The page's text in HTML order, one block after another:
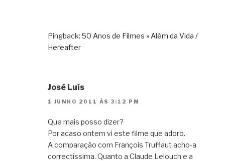
Pingback: 50 Anos de Filmes » Além da Vida /
Hereafter
José Luís
1 JUNHO 2011 ÀS 3:12 PM
Que mais posso dizer?
Por acaso ontem vi este filme que adoro.
A comparação com François Truffaut acho-a
correctíssima. Quanto a Claude Lelouch e a